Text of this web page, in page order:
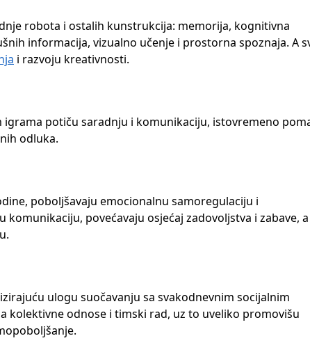
robota i ostalih kunstrukcija: memorija, kognitivna
informacija, vizualno učenje i prostorna spoznaja. A
i razvoju kreativnosti.
potiču saradnju i komunikaciju, istovremeno
odluka.
poboljšavaju emocionalnu samoregulaciju i
povećavaju osjećaj zadovoljstva i zabave, a
ulogu suočavanju sa svakodnevnim socijalnim
kolektivne odnose i timski rad, uz to uveliko promovišu